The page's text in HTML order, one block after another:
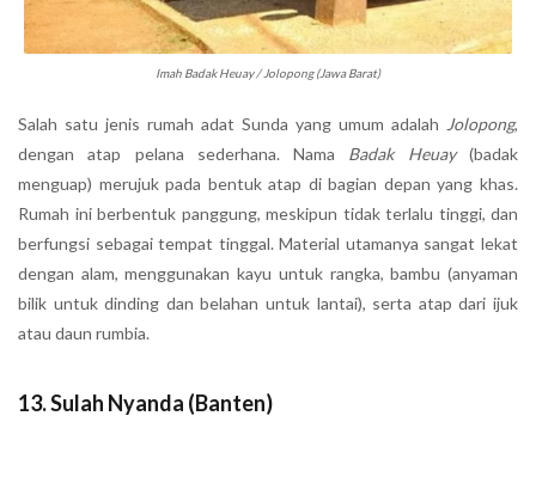
Imah Badak Heuay / Jolopong (Jawa Barat)
Salah satu jenis rumah adat Sunda yang umum adalah Jolopong,
dengan atap pelana sederhana. Nama Badak Heuay(badak
menguap) merujuk pada bentuk atap di bagian depan yang khas.
Rumah ini berbentuk panggung, meskipun tidak terlalu tinggi, dan
berfungsi sebagai tempat tinggal. Material utamanya sangat lekat
dengan alam, menggunakan kayu untuk rangka, bambu (anyaman
bilik untuk dinding dan belahan untuk lantai), serta atap dari ijuk
atau daun rumbia.
13. Sulah Nyanda (Banten)